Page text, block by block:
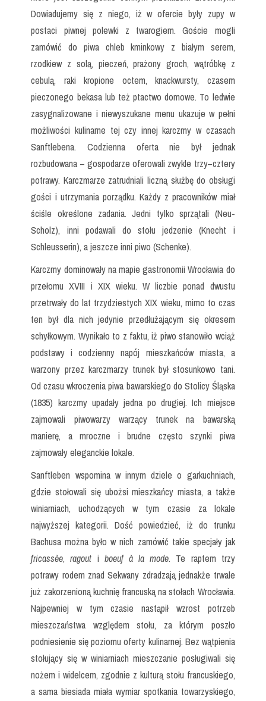
Dowiadujemy się z niego, iż w ofercie były zupy w
postaci piwnej polewki z twarogiem. Goście mogli
zamówić do piwa chleb kminkowy z białym serem,
rzodkiew z solą, pieczeń, prażony groch, wątróbkę z
cebulą, raki kropione octem, knackwursty, czasem
pieczonego bekasa lub też ptactwo domowe. To ledwie
zasygnalizowane i niewyszukane menu ukazuje w pełni
możliwości kulinarne tej czy innej karczmy w czasach
Sanftlebena. Codzienna oferta nie był jednak
rozbudowana – gospodarze oferowali zwykle trzy–cztery
potrawy. Karczmarze zatrudniali liczną służbę do obsługi
gości i utrzymania porządku. Każdy z pracowników miał
ściśle określone zadania. Jedni tylko sprzątali (Neu-
Scholz), inni podawali do stołu jedzenie (Knecht i
Schleusserin), a jeszcze inni piwo (Schenke).
Karczmy dominowały na mapie gastronomii Wrocławia do
przełomu XVIII i XIX wieku. W liczbie ponad dwustu
przetrwały do lat trzydziestych XIX wieku, mimo to czas
ten był dla nich jedynie przedłużającym się okresem
schyłkowym. Wynikało to z faktu, iż piwo stanowiło wciąż
podstawy i codzienny napój mieszkańców miasta, a
warzony przez karczmarzy trunek był stosunkowo tani.
Od czasu wkroczenia piwa bawarskiego do Stolicy Śląska
(1835) karczmy upadały jedna po drugiej. Ich miejsce
zajmowali piwowarzy warzący trunek na bawarską
manierę, a mroczne i brudne często szynki piwa
zajmowały eleganckie lokale.
Sanftleben wspomina w innym dziele o garkuchniach,
gdzie stołowali się ubożsi mieszkańcy miasta, a także
winiarniach, uchodzących w tym czasie za lokale
najwyższej kategorii. Dość powiedzieć, iż do trunku
Bachusa można było w nich zamówić takie specjały jak
fricassèe,ragout i boeuf à la mode. Te raptem trzy
potrawy rodem znad Sekwany zdradzają jednakże trwale
już zakorzenioną kuchnię francuską na stołach Wrocławia.
Najpewniej w tym czasie nastąpił wzrost potrzeb
mieszczaństwa względem stołu, za którym poszło
podniesienie się poziomu oferty kulinarnej. Bez wątpienia
stołujący się w winiarniach mieszczanie posługiwali się
nożem i widelcem, zgodnie z kulturą stołu francuskiego,
a sama biesiada miała wymiar spotkania towarzyskiego,